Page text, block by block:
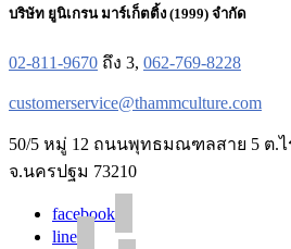
บริษัท ยูนิเกรน มาร์เก็ตติ้ง (1999) จำกัด
02-811-9670 ถึง 3, 062-769-8228
customerservice@thammculture.com
50/5 หมู่ 12 ถนนพุทธมณฑลสาย 5 ต.
จ.นครปฐม 73210
facebook
line